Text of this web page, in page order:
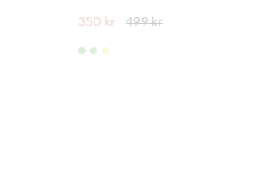
350 kr 499 kr